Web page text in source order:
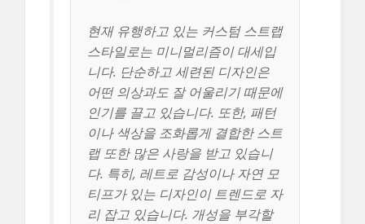
현재 유행하고 있는 커스텀 스트랩
스타일로는 미니멀리즘이 대세입
니다. 단순하고 세련된 디자인은
어떤 의상과도 잘 어울리기 때문에
인기를 끌고 있습니다. 또한, 패턴
이나 색상을 조화롭게 결합한 스트
랩 또한 많은 사랑을 받고 있습니
다. 특히, 레트로 감성이나 자연 모
티프가 있는 디자인이 트렌드로 자
리 잡고 있습니다. 개성을 부각할